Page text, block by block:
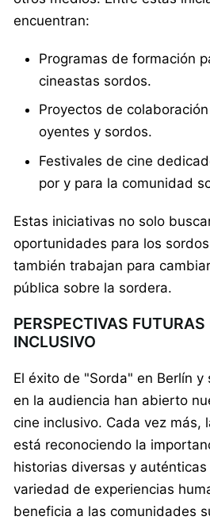
encuentran:
Programas de formación
cineastas sordos.
Proyectos de
oyentes y sordos.
Festivales de cine
por y para la comunidad
Estas iniciativas no solo
oportunidades para los
también trabajan para
pública sobre la sordera.
PERSPECTIVAS FUTURAS
INCLUSIVO
El éxito de "Sorda" en Berlín
en la audiencia han abierto
cine inclusivo. Cada vez más,
está reconociendo la
historias diversas y
variedad de experiencias
beneficia a las comunidades